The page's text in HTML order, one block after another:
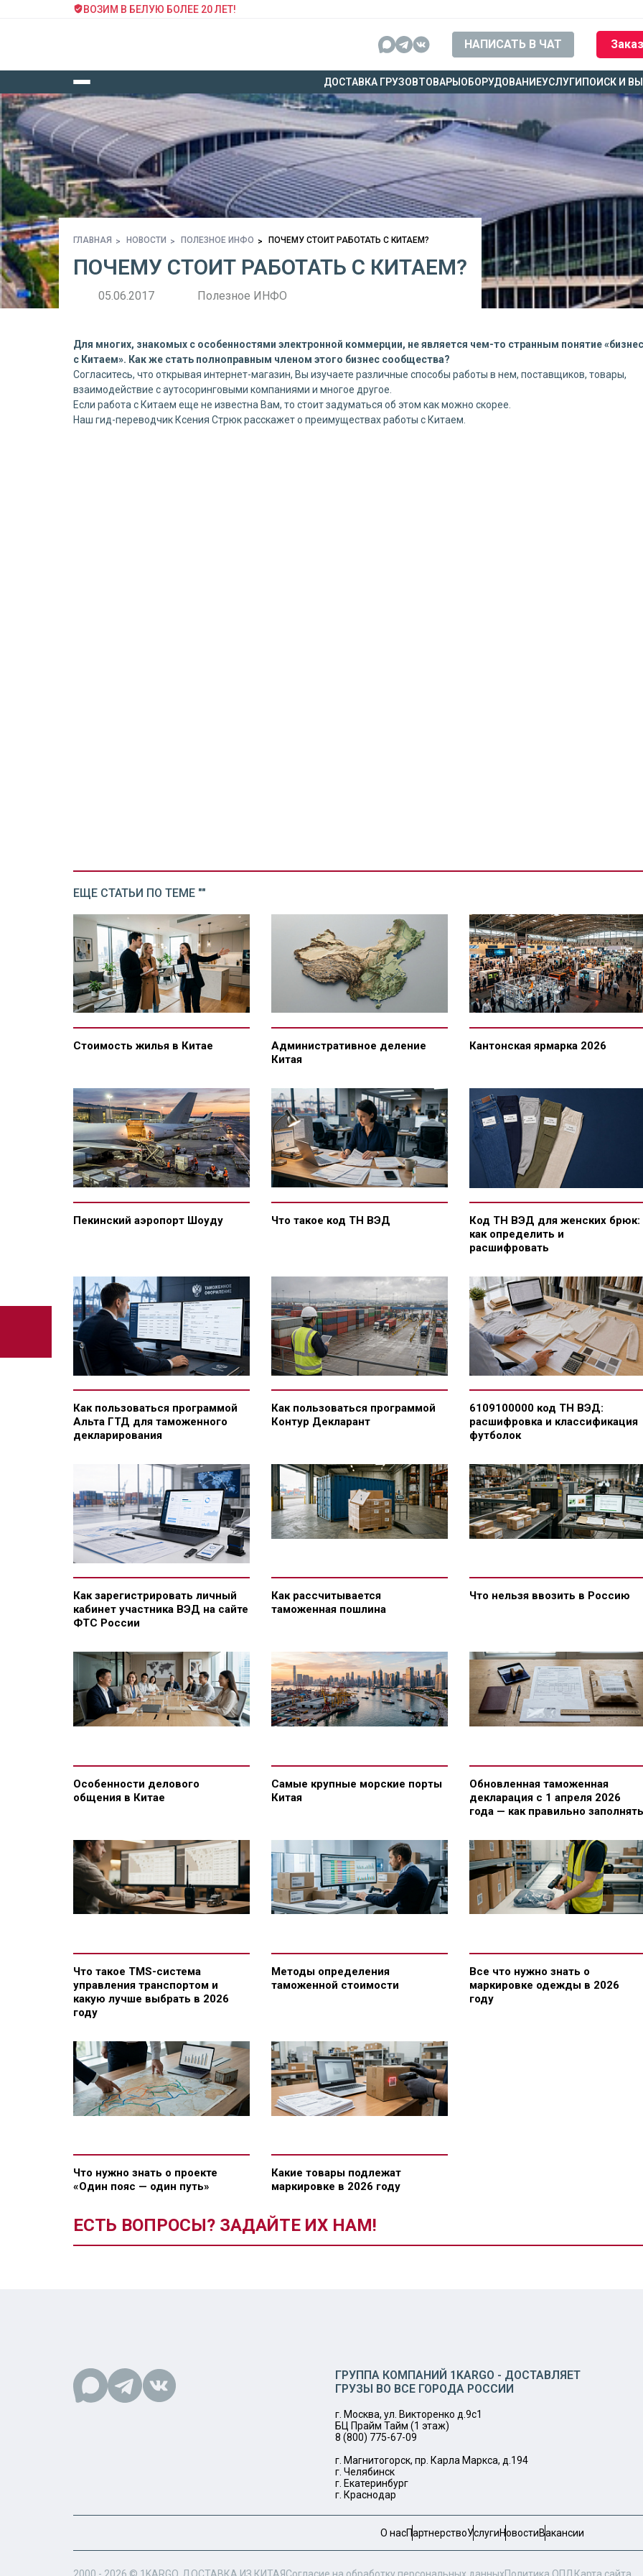
ВОЗИМ В БЕЛУЮ БОЛЕЕ 20 ЛЕТ!
НАПИСАТЬ В ЧАТ
ДОСТАВКА ГРУЗОВТОВАРЫ ОБОРУДОВАНИЕУСЛУГИ ПОИСК И
ГЛАВНАЯ НОВОСТИ ПОЛЕЗНОЕ ИНФО ПОЧЕМУ СТОИТ РАБОТАТЬ С КИТАЕМ?
ПОЧЕМУ СТОИТ РАБОТАТЬ С КИТАЕМ?
05.06.2017 Полезное ИНФО
Для многих, знакомых с особенностями электронной коммерции, не является чем-то странным понятие «бизнес
с Китаем». Как же стать полноправным членом этого бизнес сообщества?
Согласитесь, что открывая интернет-магазин, Вы изучаете различные способы работы в нем, поставщиков, товары,
взаимодействие с аутосоринговыми компаниями и многое другое.
Если работа с Китаем еще не известна Вам, то стоит задуматься об этом как можно скорее.
Наш гид-переводчик Ксения Стрюк расскажет о преимуществах работы с Китаем.
ЕЩЕ СТАТЬИ ПО ТЕМЕ ""
Стоимость жилья в Китае
Административное деление
Китая
Кантонская ярмарка 2026
Пекинский аэропорт Шоуду Что такое код ТН ВЭД
Код ТН ВЭД для женских брюк:
как определить и
расшифровать
Как пользоваться программой
Альта ГТД для таможенного
декларирования
Как пользоваться программой
Контур Декларант
6109100000 код ТН ВЭД:
расшифровка и классификация
футболок
Как зарегистрировать личный
кабинет участника ВЭД на сайте
ФТС России
Как рассчитывается
таможенная пошлина
Что нельзя ввозить в Россию
Особенности делового
общения в Китае
Самые крупные морские порты
Китая
Обновленная таможенная
декларация с 1 апреля 2026
года — как правильно заполнять
Что такое TMS-система
управления транспортом и
какую лучше выбрать в 2026
году
Методы определения
таможенной стоимости
Все что нужно знать о
маркировке одежды в 2026
году
Что нужно знать о проекте
«Один пояс — один путь»
Какие товары подлежат
маркировке в 2026 году
ЕСТЬ ВОПРОСЫ? ЗАДАЙТЕ ИХ НАМ!
ГРУППА КОМПАНИЙ 1KARGO - ДОСТАВЛЯЕТ
ГРУЗЫ ВО ВСЕ ГОРОДА РОССИИ
г. Москва, ул. Викторенко д.9с1
БЦ Прайм Тайм (1 этаж)
8 (800) 775-67-09
г. Магнитогорск, пр. Карла Маркса, д.194
г. Челябинск
г. Екатеринбург
г. Краснодар
О насПартнерствоУслугиНовостиВакансии